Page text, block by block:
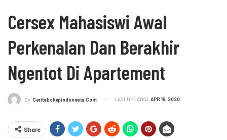
Cersex Mahasiswi Awal
Perkenalan Dan Berakhir
Ngentot Di Apartement
By Ceritabokepindonesia.com LAST UPDATED APR 18, 2020
Share